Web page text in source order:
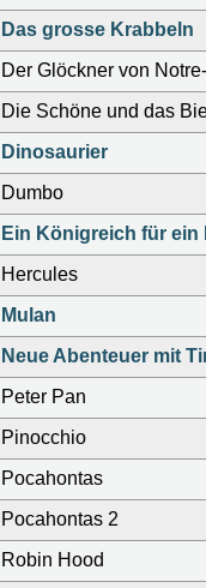
Das grosse Krabbeln
Der Glöckner von
Die Schöne und das
Dinosaurier
Dumbo
Ein Königreich für ein
Hercules
Mulan
Neue Abenteuer mit
Peter Pan
Pinocchio
Pocahontas
Pocahontas 2
Robin Hood